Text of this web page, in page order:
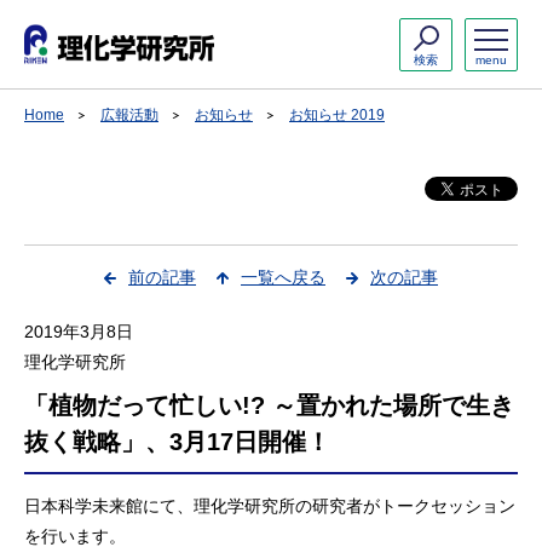
menu
検索
Home 広報活動 お知らせ お知らせ 2019
前の記事 一覧へ戻る 次の記事
2019年3月8日
理化学研究所
「植物だって忙しい!? ～置かれた場所で生き
抜く戦略」、3月17日開催！
日本科学未来館にて、理化学研究所の研究者がトークセッション
を行います。